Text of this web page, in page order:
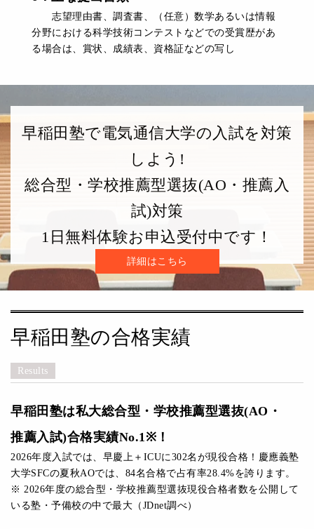
志望理由書、調査書、（任意）数学あるいは情報
分野における科学技術コンテストなどでの受賞歴があ
る場合は、賞状、成績表、資格証などの写し
早稲田塾で電気通信大学の入試を対策
しよう!
総合型・学校推薦型選抜(AO・推薦入
試)対策
1日無料体験お申込受付中です！
詳細はこちら
早稲田塾の合格実績
Results
早稲田塾は私大総合型・学校推薦型選抜(AO・
推薦入試)合格実績No.1※！
2026年度入試では、早慶上＋ICUに302名が現役合格！慶應義塾
大学SFCの夏秋AOでは、84名合格で占有率28.4%を誇ります。
※ 2026年度の総合型・学校推薦型選抜現役合格者数を公開して
いる塾・予備校の中で最大（JDnet調べ）